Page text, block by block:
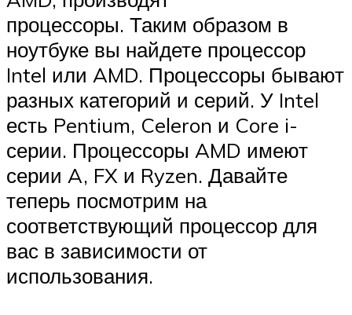
процессоры. Таким образом в
ноутбуке вы найдете процессор
Intel или AMD. Процессоры бывают
разных категорий и серий. У Intel
есть Pentium, Celeron и Core i-
серии. Процессоры AMD имеют
серии A, FX и Ryzen. Давайте
теперь посмотрим на
соответствующий процессор для
вас в зависимости от
использования.